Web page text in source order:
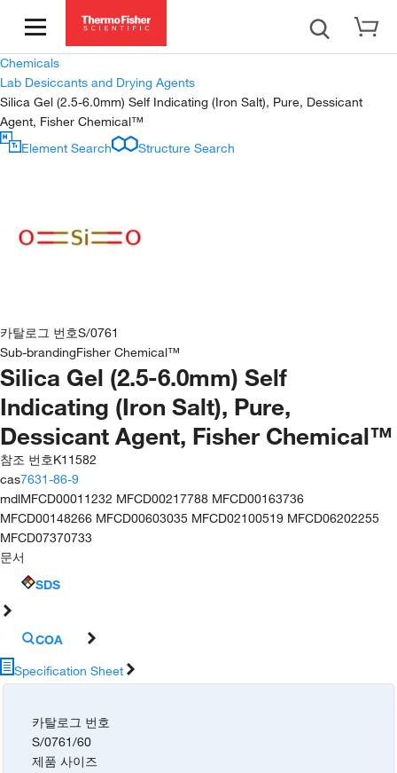
Chemicals
Lab Desiccants and Drying Agents
Silica Gel (2.5-6.0mm) Self Indicating (Iron Salt), Pure, Dessicant
Agent, Fisher Chemical™
Element Search
Structure Search
카탈로그 번호S/0761
Sub-brandingFisher Chemical™
Silica Gel (2.5-6.0mm) Self
Indicating (Iron Salt), Pure,
Dessicant Agent, Fisher Chemical™
참조 번호K11582
cas7631-86-9
mdlMFCD00011232 MFCD00217788 MFCD00163736
MFCD00148266 MFCD00603035 MFCD02100519 MFCD06202255
MFCD07370733
문서
SDS
COA
Specification Sheet
카탈로그 번호
S/0761/60
제품 사이즈